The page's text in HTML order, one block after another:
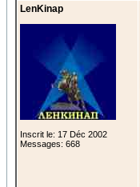
LenKinap
Inscrit le: 17 Déc 2002
Messages: 668